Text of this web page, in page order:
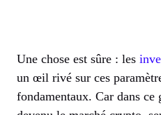
Une chose est sûre : les
un œil rivé sur ces
fondamentaux. Car dans ce